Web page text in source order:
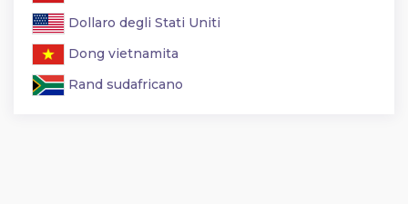
Dollaro degli Stati Uniti
Dong vietnamita
Rand sudafricano